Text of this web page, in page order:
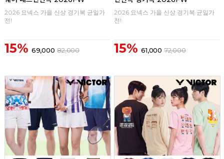
2026 요넥스 가을 신상 경기복 균일가
전!
15% 69,000 82,000
2026 요넥스 가을 신상 경기복 균일가
전!
15% 61,000 72,000